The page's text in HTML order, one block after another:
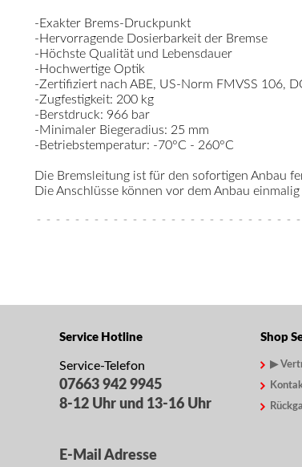
-Exakter Brems-Druckpunkt
-Hervorragende Dosierbarkeit der Bremse
-Höchste Qualität und Lebensdauer
-Hochwertige Optik
-Zertifiziert nach ABE, US-Norm FMVSS 106,
-Zugfestigkeit: 200 kg
-Berstdruck: 966 bar
-Minimaler Biegeradius: 25 mm
-Betriebstemperatur: -70°C - 260°C
Die Bremsleitung ist für den sofortigen Anbau
Die Anschlüsse können vor dem Anbau
Service Hotline
Service-Telefon
07663 942 9945
8-12 Uhr und 13-16 Uhr
E-Mail Adresse
Shop
▶